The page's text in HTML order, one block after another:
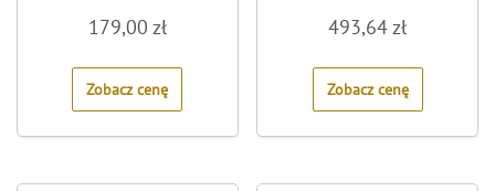
0
out
5
179,00 zł
Zobacz cenę
0
out
5
493,64zł
Zobacz cenę